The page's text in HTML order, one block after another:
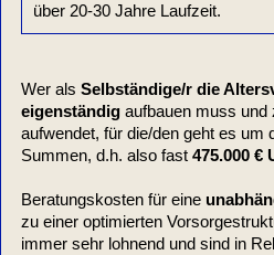
über 20-30 Jahre Laufzeit.
Wer als Selbständige/r die
eigenständigaufbauen muss und
aufwendet, für die/den geht es um
Summen, d.h. also fast 475.000 €
Beratungskosten für eine
zu einer optimierten
immer sehr lohnend und sind in